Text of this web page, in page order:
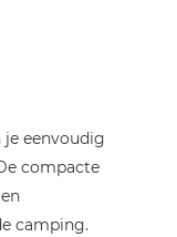
je eenvoudig
compacte
camping.